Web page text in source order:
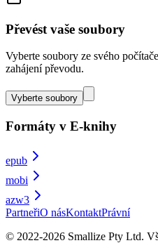
Převést vaše soubory
Vyberte soubory ze svého
zahájení převodu.
Vyberte soubory
Formáty v E-knihy
epub
mobi
azw3
PartneřiO násKontaktPrávní
© 2022-2026 Smallize Pty Ltd.